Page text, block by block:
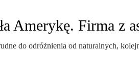
Amerykę. Firma z
do odróżnienia od naturalnych,